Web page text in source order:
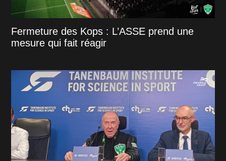
Fermeture des Kops : L’ASSE prend une
mesure qui fait réagir